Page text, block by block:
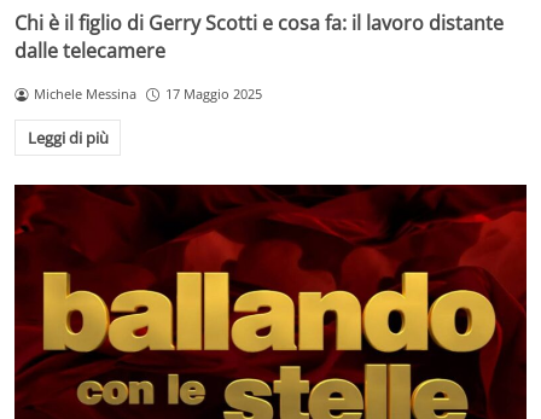
Chi è il figlio di Gerry Scotti e cosa fa: il lavoro distante
dalle telecamere
Michele Messina 17 Maggio 2025
Leggi di più